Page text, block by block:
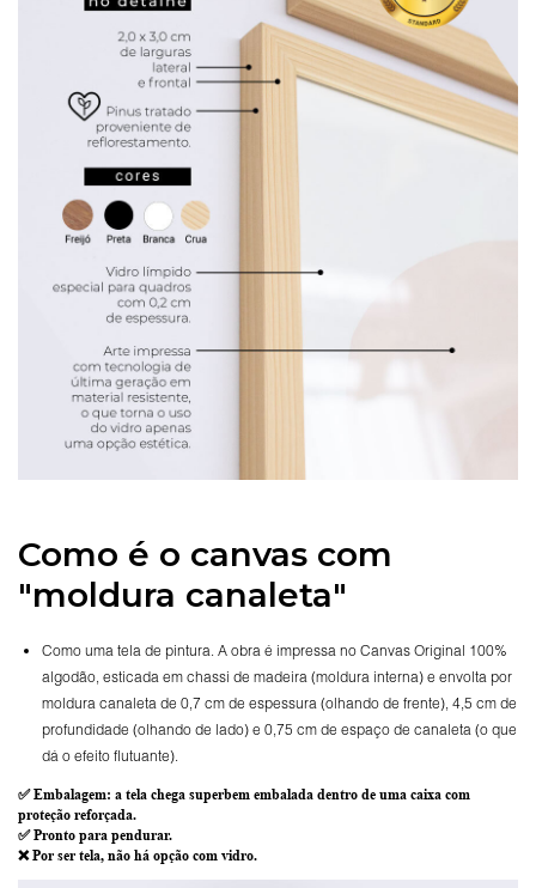
Como é o canvas com
"moldura canaleta"
Como uma tela de pintura. A obra é impressa no Canvas Original 100%
algodão, esticada em chassi de madeira (moldura interna) e envolta por
moldura canaleta de 0,7 cm de espessura (olhando de frente), 4,5 cm de
profundidade (olhando de lado) e 0,75 cm de espaço de canaleta (o que
dá o efeito flutuante).
✅Embalagem: a tela chega superbem embalada dentro de uma caixa com
proteção reforçada.
✅Pronto para pendurar.
❌ Por ser tela, não há opção com vidro.